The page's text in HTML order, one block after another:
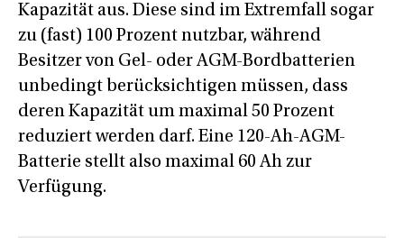
Kapazität aus. Diese sind im Extremfall sogar
zu (fast) 100 Prozent nutzbar, während
Besitzer von Gel- oder AGM-Bordbatterien
unbedingt berücksichtigen müssen, dass
deren Kapazität um maximal 50 Prozent
reduziert werden darf. Eine 120-Ah-AGM-
Batterie stellt also maximal 60 Ah zur
Verfügung.